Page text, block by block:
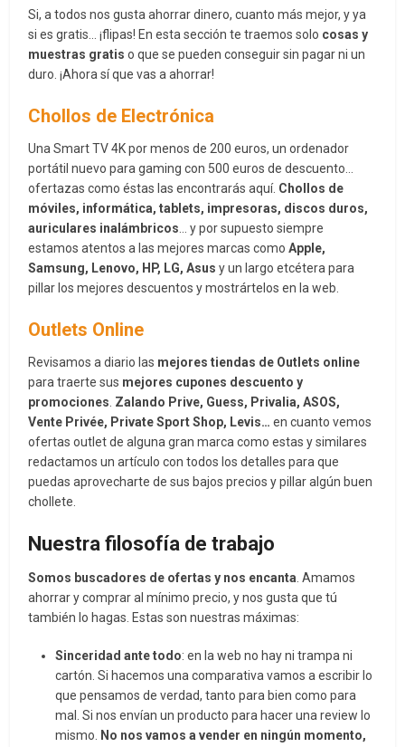
Si, a todos nos gusta ahorrar dinero, cuanto más mejor, y ya
si es gratis… ¡flipas! En esta sección te traemos solo cosas y
muestras gratis o que se pueden conseguir sin pagar ni un
duro. ¡Ahora sí que vas a ahorrar!
Chollos de Electrónica
Una Smart TV 4K por menos de 200 euros, un ordenador
portátil nuevo para gaming con 500 euros de descuento…
ofertazas como éstas las encontrarás aquí. Chollos de
móviles, informática, tablets, impresoras, discos duros,
auriculares inalámbricos… y por supuesto siempre
estamos atentos a las mejores marcas comoApple,
Samsung, Lenovo, HP, LG, Asus y un largo etcétera para
pillar los mejores descuentos y mostrártelos en la web.
Outlets Online
Revisamos a diario las mejores tiendas de Outlets online
para traerte sus mejores cupones descuento y
promociones. Zalando Prive, Guess, Privalia, ASOS,
Vente Privée, Private Sport Shop, Levis… en cuanto vemos
ofertas outlet de alguna gran marca como estas y similares
redactamos un artículo con todos los detalles para que
puedas aprovecharte de sus bajos precios y pillar algún buen
chollete.
Nuestra filosofía de trabajo
Somos buscadores de ofertas y nos encanta. Amamos
ahorrar y comprar al mínimo precio, y nos gusta que tú
también lo hagas. Estas son nuestras máximas:
Sinceridad ante todo: en la web no hay ni trampa ni
cartón. Si hacemos una comparativa vamos a escribir lo
que pensamos de verdad, tanto para bien como para
mal. Si nos envían un producto para hacer una review lo
mismo. No nos vamos a vender en ningún momento,